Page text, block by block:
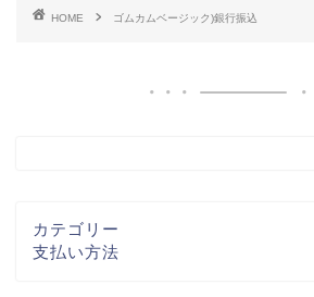
HOME ゴムカムベージック)銀行振込
カテゴリー
支払い方法